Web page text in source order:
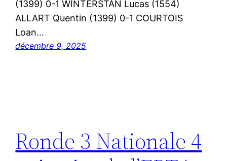
(1399) 0-1 WINTERSTAN Lucas (1554)
ALLART Quentin (1399) 0-1 COURTOIS
Loan…
décembre 9, 2025
Ronde 3 Nationale 4